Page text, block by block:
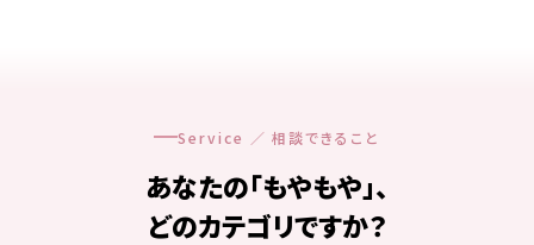
Service ／ 相談できること
あなたの「もやもや」、
どのカテゴリですか？